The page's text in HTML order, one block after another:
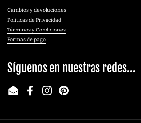
Cambios y devoluciones
Políticas de Privacidad
Términos y Condiciones
Formas de pago
Síguenos en nuestras redes...
Email FacebookInstagramPinterest